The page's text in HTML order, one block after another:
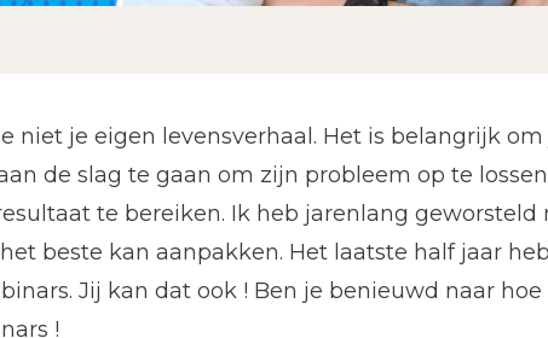
niet je eigen levensverhaal. Het is belangrijk
de slag te gaan om zijn probleem op te
te bereiken. Ik heb jarenlang
beste kan aanpakken. Het laatste half jaar
Jij kan dat ook ! Ben je benieuwd naar
!